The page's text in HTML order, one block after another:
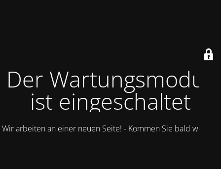
Der Wartungsmodus
ist eingeschaltet
Wir arbeiten an einer neuen Seite! - Kommen Sie bald wieder.